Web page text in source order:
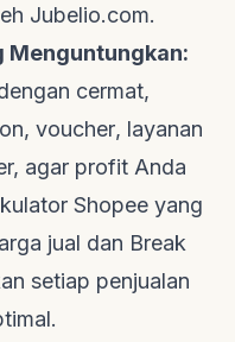
Jubelio.com.
Menguntungkan:
cermat,
voucher, layanan
agar profit Anda
Shopee yang
jual dan Break
setiap penjualan